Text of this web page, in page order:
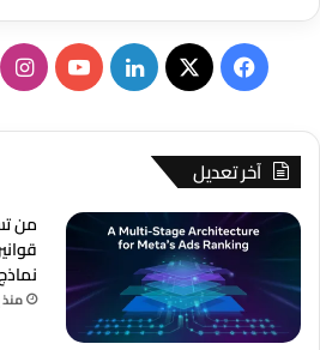
فيسبوك
‫X لينكدإن
آخر تعديل
من